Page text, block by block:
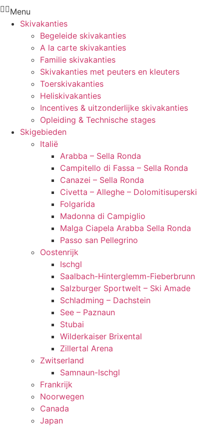
Menu
Skivakanties
Begeleide skivakanties
A la carte skivakanties
Familie skivakanties
Skivakanties met peuters en kleuters
Toerskivakanties
Heliskivakanties
Incentives & uitzonderlijke skivakanties
Opleiding & Technische stages
Skigebieden
Italië
Arabba – Sella Ronda
Campitello di Fassa – Sella Ronda
Canazei – Sella Ronda
Civetta – Alleghe – Dolomitisuperski
Folgarida
Madonna di Campiglio
Malga Ciapela Arabba Sella Ronda
Passo san Pellegrino
Oostenrijk
Ischgl
Saalbach-Hinterglemm-Fieberbrunn
Salzburger Sportwelt – Ski Amade
Schladming – Dachstein
See – Paznaun
Stubai
Wilderkaiser Brixental
Zillertal Arena
Zwitserland
Samnaun-Ischgl
Frankrijk
Noorwegen
Canada
Japan